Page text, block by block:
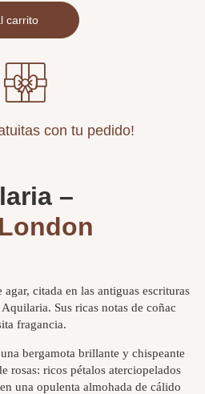
carrito
con tu pedido!
–
citada en las antiguas escrituras
Sus ricas notas de coñac
fragancia.
bergamota brillante y chispeante
rosas: ricos pétalos aterciopelados
una opulenta almohada de cálido